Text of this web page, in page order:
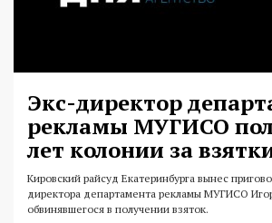
Экс-директор
рекламы МУГИСО
лет колонии за
Кировский райсуд Екатеринбурга вынес
директора департамента рекламы МУГИСО
обвинявшегося в получении взяток.